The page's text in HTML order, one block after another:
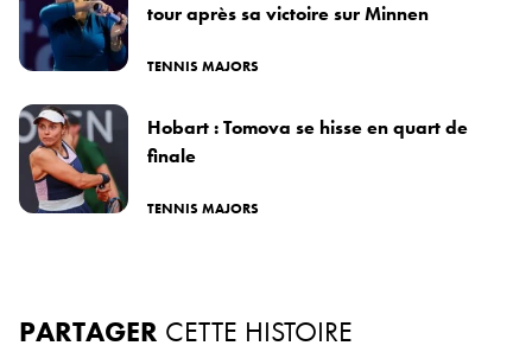
tour après sa victoire sur Minnen
TENNIS MAJORS
Hobart : Tomova se hisse en quart de
finale
TENNIS MAJORS
PARTAGER CETTE HISTOIRE